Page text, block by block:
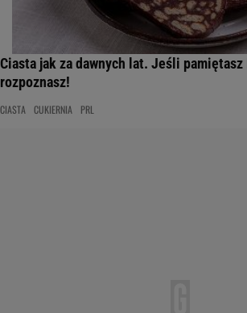
Ciasta jak za dawnych lat. Jeśli pamiętasz
rozpoznasz!
CIASTA CUKIERNIA PRL